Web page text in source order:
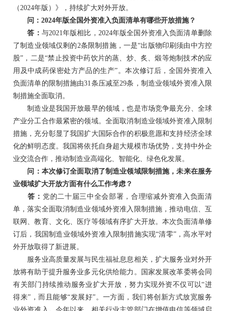
（2024年版）》，持续扩大对外开放。
问：2024年版全国外资准入负面清单有哪些开放措施？
答： 与2021年版相比，2024年版全国外资准入负面清单删除
了制造业领域仅剩的2条限制措施，一是“出版物印刷须由中方控
股”，二是“禁止投资中药饮片的蒸、炒、炙、煅等炮制技术的应
用及中成药保密处方产品的生产”。本次修订后，全国外资准入
负面清单的限制措施由31条压减至29条，制造业领域外资准入限
制措施全面取消。
制造业是我国开放最早的领域，也是市场竞争最充分、全球
产业分工合作最紧密的领域。全面取消制造业领域外资准入限制
措施，充分彰显了我国扩大国际合作的积极意愿和支持经济全球
化的鲜明态度。我国将依托自身超大规模市场优势，支持中外企
业交流合作，推动制造业高端化、智能化、绿色化发展。
问：本次修订全面取消了制造业领域限制措施，未来在服务
业领域扩大开放方面有什么工作考虑？
答： 党的二十届三中全会部署，合理缩减外资准入负面清
单，落实全面取消制造业领域外资准入限制措施，推动电信、互
联网、教育、文化、医疗等领域有序扩大开放。本次负面清单修
订后，我国制造业领域外资准入限制措施实现“清零”，高水平对
外开放取得了新进展。
服务业高质量发展与民生福祉息息相关，扩大服务业对外开
放将有助于提升服务业多元化供给能力。国家发展改革委将会同
有关部门持续推动服务业扩大开放，努力实现外资不仅可以“进
得来”，而且能够“发展好”。一方面，我们将创新方式放宽服务
业外资准入。今年以来，相关行业主管部门在增值电信等领域启